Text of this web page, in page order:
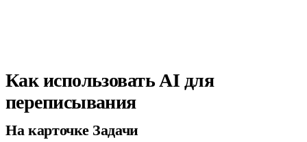
Как использовать AI для
переписывания
На карточке Задачи